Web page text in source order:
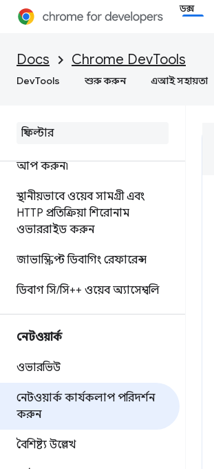
ডক্স
Docs Chrome DevTools
DevTools শুরু করুন এআই সহায়তা
উৎস মানচিত্রের সাথে স্থাপনের
ইগনোরলিস্ট সোর্স ম্যাপ
এক্সটেনশন
ইগনোরলিস্ট সোর্স
সোর্স ফাইলগুলিতে পরিবর্তনগুলি
আপ করুন৷
স্থানীয়ভাবে ওয়েব সামগ্রী এবং
HTTP প্রতিক্রিয়া শিরোনাম
ওভাররাইড করুন
জাভাস্ক্রিপ্ট ডিবাগিং রেফারেন্স
ডিবাগ সি/সি++ ওয়েব অ্যাসেম্বলি
নেটওয়ার্ক
ওভারভিউ
নেটওয়ার্ক কার্যকলাপ পরিদর্শন
করুন
বৈশিষ্ট্য উল্লেখ